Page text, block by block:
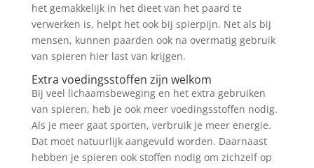
het gemakkelijk in het dieet van het paard te
verwerken is, helpt het ook bij spierpijn. Net als bij
mensen, kunnen paarden ook na overmatig gebruik
van spieren hier last van krijgen.
Extra voedingsstoffen zijn welkom
Bij veel lichaamsbeweging en het extra gebruiken
van spieren, heb je ook meer voedingsstoffen nodig.
Als je meer gaat sporten, verbruik je meer energie.
Dat moet natuurlijk aangevuld worden. Daarnaast
hebben je spieren ook stoffen nodig om zichzelf op